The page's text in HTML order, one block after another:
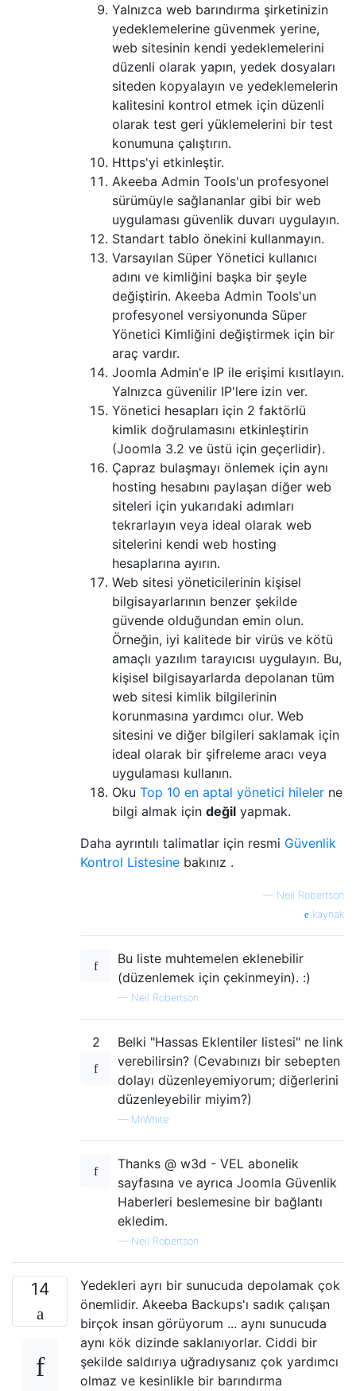
Yalnızca web barındırma şirketinizin
yedeklemelerine güvenmek yerine,
web sitesinin kendi yedeklemelerini
düzenli olarak yapın, yedek dosyaları
siteden kopyalayın ve yedeklemelerin
kalitesini kontrol etmek için düzenli
olarak test geri yüklemelerini bir test
konumuna çalıştırın.
Https'yi etkinleştir.
Akeeba Admin Tools'un profesyonel
sürümüyle sağlananlar gibi bir web
uygulaması güvenlik duvarı uygulayın.
Standart tablo önekini kullanmayın.
Varsayılan Süper Yönetici kullanıcı
adını ve kimliğini başka bir şeyle
değiştirin. Akeeba Admin Tools'un
profesyonel versiyonunda Süper
Yönetici Kimliğini değiştirmek için bir
araç vardır.
Joomla Admin'e IP ile erişimi kısıtlayın.
Yalnızca güvenilir IP'lere izin ver.
Yönetici hesapları için 2 faktörlü
kimlik doğrulamasını etkinleştirin
(Joomla 3.2 ve üstü için geçerlidir).
Çapraz bulaşmayı önlemek için aynı
hosting hesabını paylaşan diğer web
siteleri için yukarıdaki adımları
tekrarlayın veya ideal olarak web
sitelerini kendi web hosting
hesaplarına ayırın.
Web sitesi yöneticilerinin kişisel
bilgisayarlarının benzer şekilde
güvende olduğundan emin olun.
Örneğin, iyi kalitede bir virüs ve kötü
amaçlı yazılım tarayıcısı uygulayın. Bu,
kişisel bilgisayarlarda depolanan tüm
web sitesi kimlik bilgilerinin
korunmasına yardımcı olur. Web
sitesini ve diğer bilgileri saklamak için
ideal olarak bir şifreleme aracı veya
uygulaması kullanın.
Oku Top 10 en aptal yönetici hileler ne
bilgi almak için değil yapmak.
Daha ayrıntılı talimatlar için resmi Güvenlik
Kontrol Listesine bakınız .
— Neil Robertson
kaynak
Bu liste muhtemelen eklenebilir
(düzenlemek için çekinmeyin). :)
— Neil Robertson
2
Belki "Hassas Eklentiler listesi" ne link
verebilirsin? (Cevabınızı bir sebepten
dolayı düzenleyemiyorum; diğerlerini
düzenleyebilir miyim?)
— MrWhite
Thanks @ w3d - VEL abonelik
sayfasına ve ayrıca Joomla Güvenlik
Haberleri beslemesine bir bağlantı
ekledim.
— Neil Robertson
14
Yedekleri ayrı bir sunucuda depolamak çok
önemlidir. Akeeba Backups'ı sadık çalışan
birçok insan görüyorum ... aynı sunucuda
aynı kök dizinde saklanıyorlar. Ciddi bir
şekilde saldırıya uğradıysanız çok yardımcı
olmaz ve kesinlikle bir barındırma